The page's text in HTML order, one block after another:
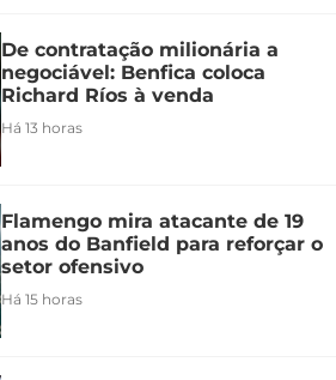
De contratação milionária a
negociável: Benfica coloca
Richard Ríos à venda
Há 13 horas
Flamengo mira atacante de 19
anos do Banfield para reforçar o
setor ofensivo
Há 15 horas